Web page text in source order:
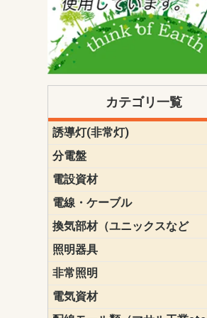
カテゴリ一覧
誘導灯(非常灯)
分電盤
電設資材
電線・ケーブル
換気部材（ユニックスなど
照明器具
非常照明
電気資材